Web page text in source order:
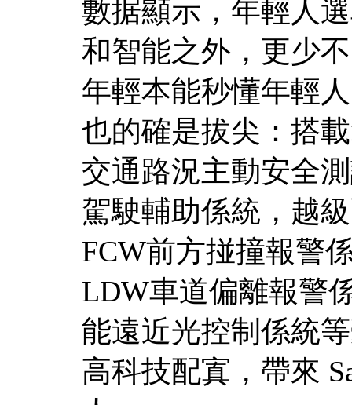
數据顯示，年輕人
和智能之外，更少
年輕本能秒懂年輕
也的確是拔尖：搭
交通路況主動安全
駕駛輔助係統，越
FCW前方掽撞報警
LDW車道偏離報警
能遠近光控制係統
高科技配寘，帶來